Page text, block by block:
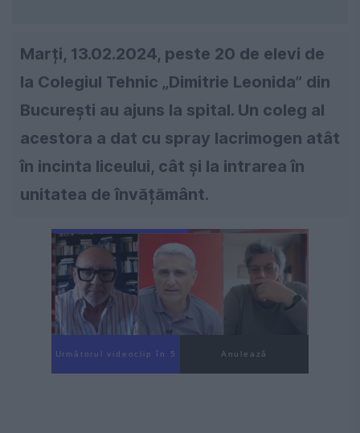
Marți, 13.02.2024, peste 20 de elevi de
la Colegiul Tehnic „Dimitrie Leonida” din
Bucureşti au ajuns la spital. Un coleg al
acestora a dat cu spray lacrimogen atât
în incinta liceului, cât și la intrarea în
unitatea de învățământ.
Următorul videoclip în 3 Anulează